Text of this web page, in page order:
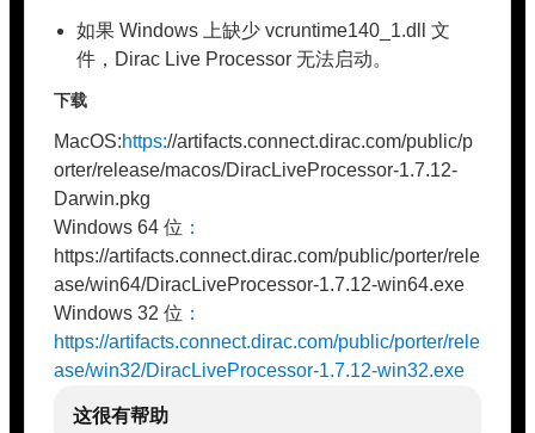
如果 Windows 上缺少 vcruntime140_1.dll 文
件，Dirac Live Processor 无法启动。
下载
MacOS:https://artifacts.connect.dirac.com/public/p
orter/release/macos/DiracLiveProcessor-1.7.12-
Darwin.pkg
Windows 64 位 ：
https://artifacts.connect.dirac.com/public/porter/rele
ase/win64/DiracLiveProcessor-1.7.12-win64.exe
Windows 32 位 ：
https://artifacts.connect.dirac.com/public/porter/rele
ase/win32/DiracLiveProcessor-1.7.12-win32.exe
这很有帮助